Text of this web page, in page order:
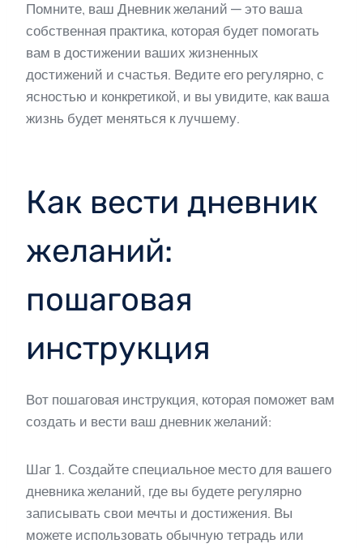
Помните, ваш Дневник желаний — это ваша
собственная практика, которая будет помогать
вам в достижении ваших жизненных
достижений и счастья. Ведите его регулярно, с
ясностью и конкретикой, и вы увидите, как ваша
жизнь будет меняться к лучшему.
Как вести дневник
желаний:
пошаговая
инструкция
Вот пошаговая инструкция, которая поможет вам
создать и вести ваш дневник желаний:
Шаг 1. Создайте специальное место для вашего
дневника желаний, где вы будете регулярно
записывать свои мечты и достижения. Вы
можете использовать обычную тетрадь или